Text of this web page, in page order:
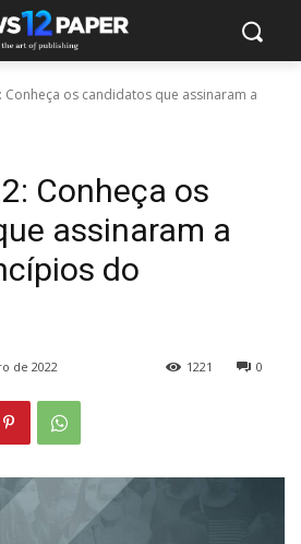
Conheça os candidatos que assinaram a
Conheça os
assinaram a
do
de 2022 0
1221